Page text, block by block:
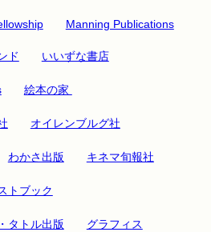
Manning Publications
ド いいずな書店
絵本の家
オイレンブルグ社
わかさ出版 キネマ旬報社
トブック
タトル出版 グラフィス